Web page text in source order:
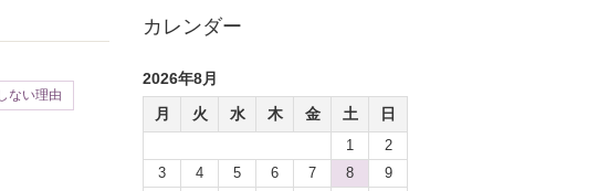
ない理由
カレンダー
2026年8月
月
火 水 木 金 土 日
1
2
3
4 5 6 7 8
9